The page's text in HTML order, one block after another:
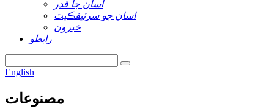
اسان جا قدر
اسان جو سرٽيفڪيٽ
خبرون
رابطو
English
مصنوعات